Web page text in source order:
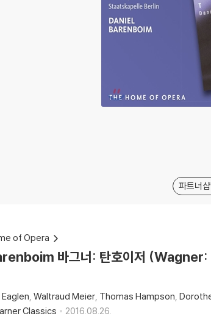
파트너샵
of Opera
바그너: 탄호이저
Waltraud Meier Thomas Hampson
Classics 2016.08.26.